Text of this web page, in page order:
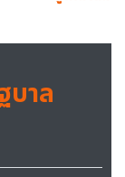
บาล